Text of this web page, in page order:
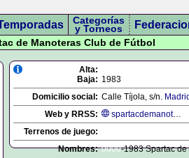
Categorías
y Torneos
de Manoteras Club de Fútbol
Alta:
Baja: 1983
Domicilio social: Calle Tíjola, s/n.
Web y RRSS:
spartacdemanoteras.com
Terrenos de juego:
Nombres: 0000-1983 Spartac